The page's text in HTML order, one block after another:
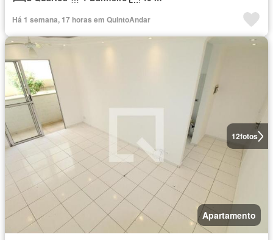
Há 1 semana, 17 horas em QuintoAndar
12fotos
Apartamento